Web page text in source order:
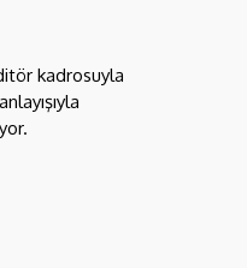
kadrosuyla